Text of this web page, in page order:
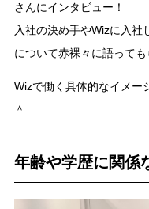
さんにインタビュー！
入社の決め手やWizに入
について赤裸々に語っても
Wizで働く具体的なイメー
＾
年齢や学歴に関係